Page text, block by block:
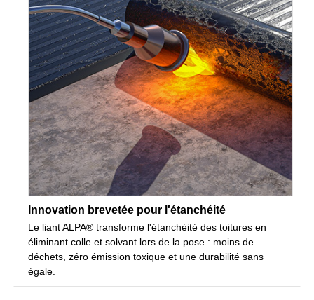
Innovation brevetée pour l'étanchéité
Le liant ALPA® transforme l'étanchéité des toitures en
éliminant colle et solvant lors de la pose : moins de
déchets, zéro émission toxique et une durabilité sans
égale.